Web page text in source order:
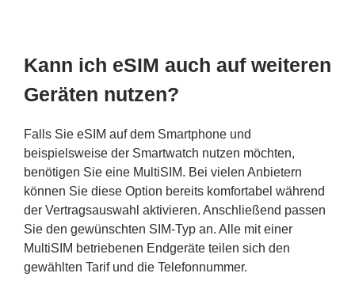
Kann ich eSIM auch auf weiteren
Geräten nutzen?
Falls Sie eSIM auf dem Smartphone und
beispielsweise der Smartwatch nutzen möchten,
benötigen Sie eine MultiSIM. Bei vielen Anbietern
können Sie diese Option bereits komfortabel während
der Vertragsauswahl aktivieren. Anschließend passen
Sie den gewünschten SIM-Typ an. Alle mit einer
MultiSIM betriebenen Endgeräte teilen sich den
gewählten Tarif und die Telefonnummer.